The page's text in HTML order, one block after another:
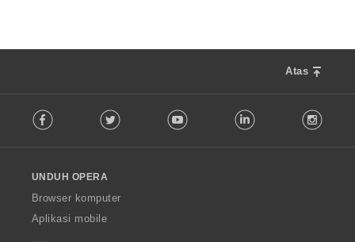
Atas
o
w
O
p
Facebook Twitter Youtube LinkedIn
UNDUH OPERA
Browser komputer
Aplikasi mobile